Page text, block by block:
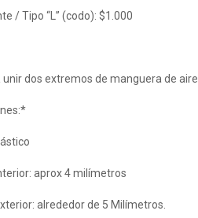
/ Tipo “L” (codo): $1.000
dos extremos de manguera de aire
aprox 4 milímetros
alrededor de 5 Milímetros.